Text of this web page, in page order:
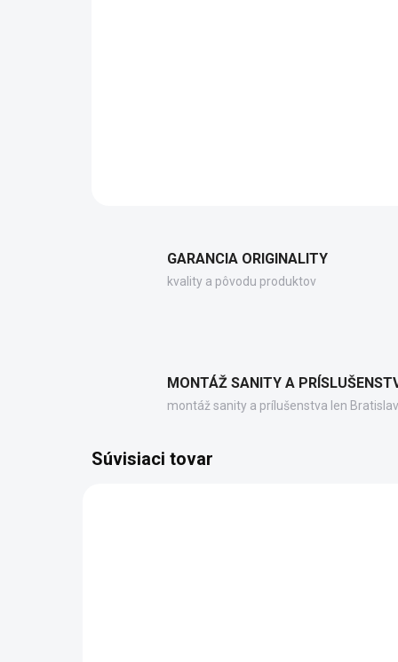
GARANCIA ORIGINALITY
kvality a pôvodu produktov
MONTÁŽ SANITY A
montáž sanity a prílušenstva len
Súvisiaci tovar